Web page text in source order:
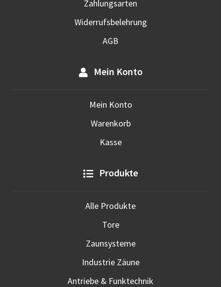
Zahlungsarten
Widerrufsbelehrung
AGB
Mein Konto
Mein Konto
Warenkorb
Kasse
Produkte
Alle Produkte
Tore
Zaunsysteme
Industrie Zäune
Antriebe & Funktechnik